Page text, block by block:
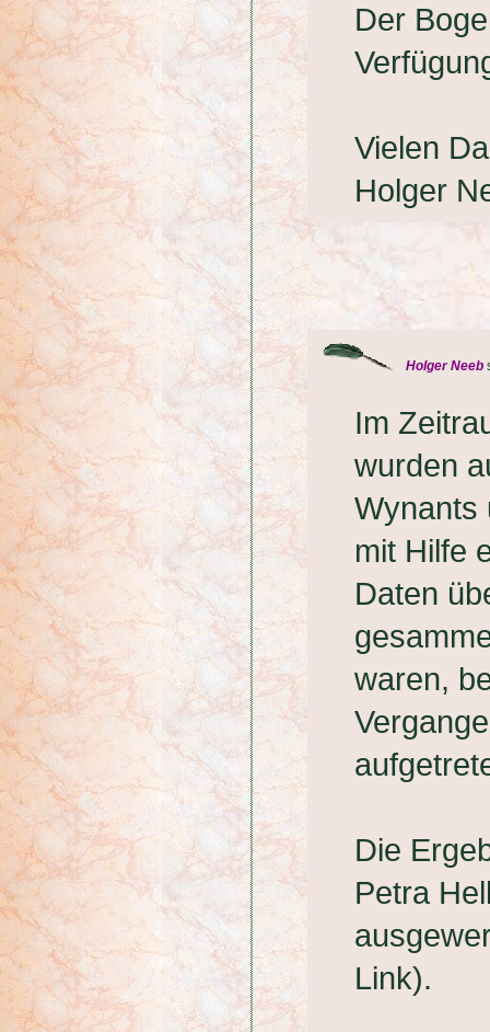
Der
Vielen
Holger
Holger Neeb
Im
wurden
Wynants
mit Hilfe
Daten
waren,
Die
Petra
Link).